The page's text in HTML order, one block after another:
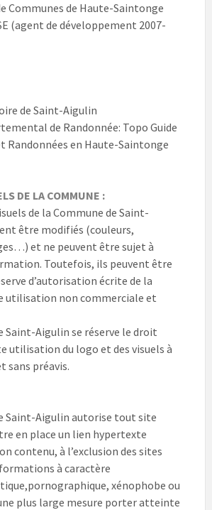
Communes de Haute-Saintonge
(agent de développement 2007-
de Saint-Aigulin
de Randonnée: Topo Guide
Randonnées en Haute-Saintonge
DE LA COMMUNE :
de la Commune de Saint-
être modifiés (couleurs,
et ne peuvent être sujet à
Toutefois, ils peuvent être
d’autorisation écrite de la
utilisation non commerciale et
Saint-Aigulin se réserve le droit
utilisation du logo et des visuels à
préavis.
Saint-Aigulin autorise tout site
en place un lien hypertexte
contenu, à l’exclusion des sites
à caractère
xénophobe ou
plus large mesure porter atteinte